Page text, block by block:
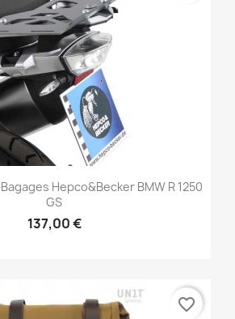
Hepco&Becker BMW R 1250
GS
137,00 €
favorite_border